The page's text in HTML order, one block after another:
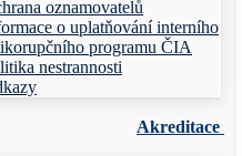
oznamovatelů
o uplatňování interního
programu ČIA
nestrannosti
Akreditace